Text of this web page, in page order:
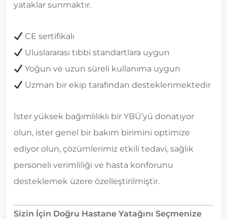
yataklar sunmaktır.
CE sertifikalı
Uluslararası tıbbi standartlara uygun
Yoğun ve uzun süreli kullanıma uygun
Uzman bir ekip tarafından desteklenmektedir
İster yüksek bağımlılıklı bir YBÜ’yü donatıyor
olun, ister genel bir bakım birimini optimize
ediyor olun, çözümlerimiz etkili tedavi, sağlık
personeli verimliliği ve hasta konforunu
desteklemek üzere özelleştirilmiştir.
Sizin İçin Doğru Hastane Yatağını Seçmenize